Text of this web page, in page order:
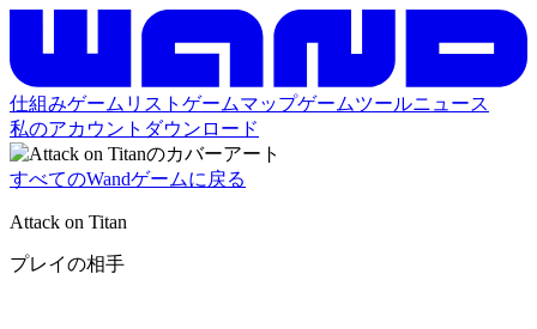
仕組みゲームリスト ゲームマップゲームツールニュース
私のアカウント ダウンロード
すべてのWandゲームに戻る
Attack on Titan
プレイの相手